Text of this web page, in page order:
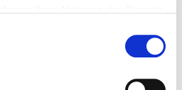
Website ist
Das Kopieren